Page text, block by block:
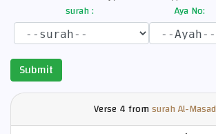
surah :
Aya No:
Submit
Verse 4 fromsurah Al-Masad